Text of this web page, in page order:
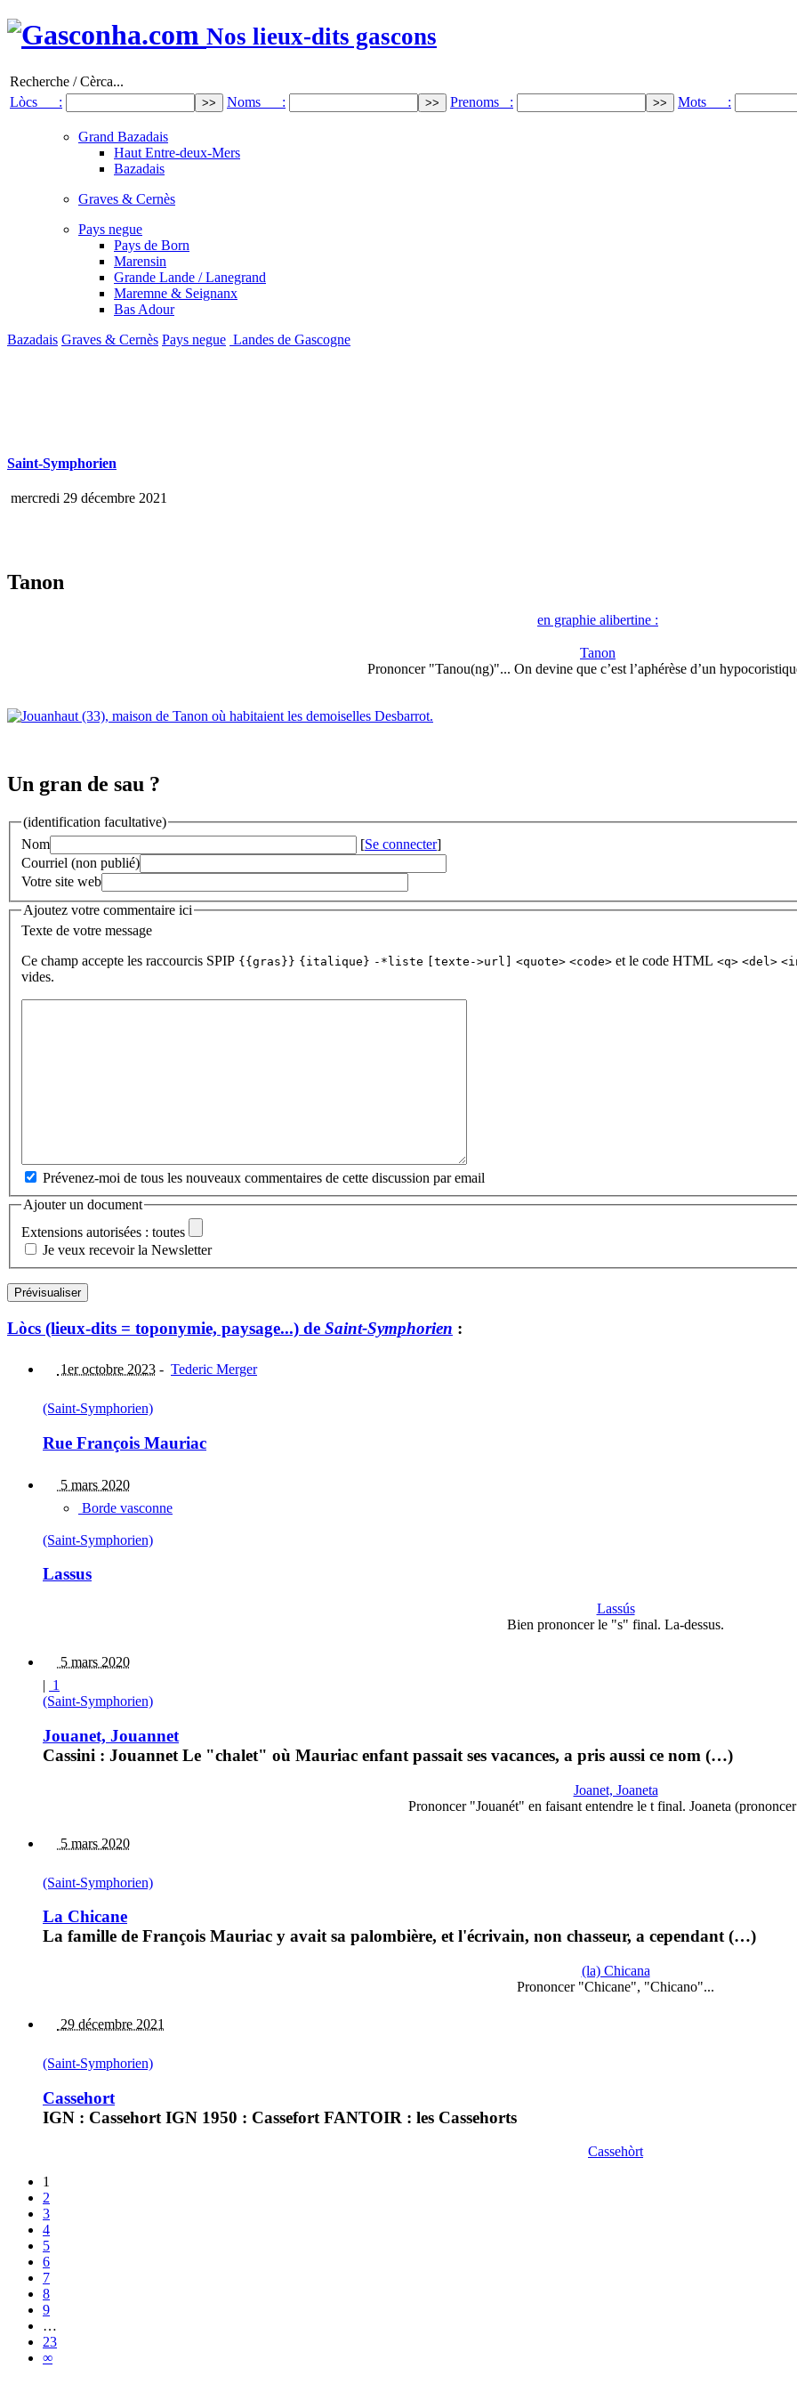
Nos lieux-dits gascons
Recherche / Cèrca...
Lòcs :
Noms : Prenoms : Mots :
Grand Bazadais
Haut Entre-deux-Mers
Bazadais
Graves & Cernès
Pays negue
Pays de Born
Marensin
Grande Lande / Lanegrand
Maremne & Seignanx
Bas Adour
Bazadais Graves & Cernès Pays negue Landes de Gascogne
Saint-Symphorien
mercredi 29 décembre 2021
Tanon
en graphie alibertine :
Tanon
Prononcer "Tanou(ng)"... On devine que c’est l’aphérèse d’un
Un gran de sau ?
(identification facultative)
Nom
[Se connecter]
Courriel (non publié)
Votre site web
Ajoutez votre commentaire ici
Texte de votre message
Ce champ accepte les raccourcis SPIP {{gras}} {italique} -*liste [texte->url] <quote> <code> et le code HTML <q> <del>
vides.
Prévenez-moi de tous les nouveaux commentaires de cette discussion par email
Ajouter un document
Extensions autorisées : toutes
Je veux recevoir la Newsletter
Lòcs (lieux-dits = toponymie, paysage...) de Saint-Symphorien :
1er octobre 2023 - Tederic Merger
(Saint-Symphorien)
Rue François Mauriac
5 mars 2020
Borde vasconne
(Saint-Symphorien)
Lassus
Lassús
Bien prononcer le "s" final. La-dessus.
5 mars 2020
| 1
(Saint-Symphorien)
Jouanet, Jouannet
Cassini : Jouannet Le "chalet" où Mauriac enfant passait ses vacances, a pris aussi ce nom (…)
Joanet, Joaneta
Prononcer "Jouanét" en faisant entendre le t final. Joaneta
5 mars 2020
(Saint-Symphorien)
La Chicane
La famille de François Mauriac y avait sa palombière, et l'écrivain, non chasseur, a cependant (…)
(la) Chicana
Prononcer "Chicane", "Chicano"...
29 décembre 2021
(Saint-Symphorien)
Cassehort
IGN : Cassehort IGN 1950 : Cassefort FANTOIR : les Cassehorts
Cassehòrt
1
2
3
4
5
6
7
8
9
…
23
∞